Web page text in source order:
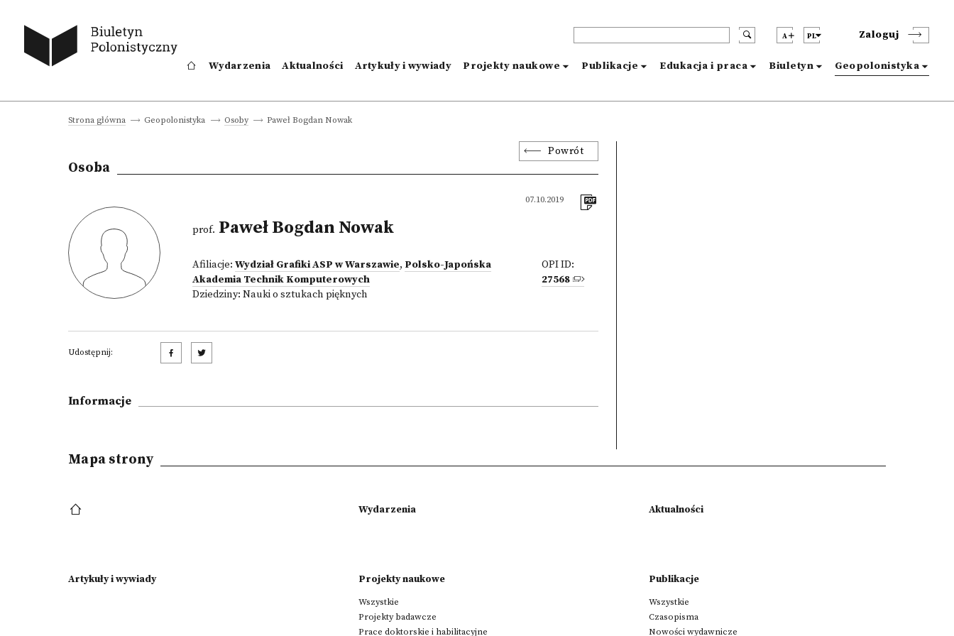
A PL Zaloguj
Wydarzenia Aktualności Artykuły i wywiady Projekty naukowe Publikacje Edukacja i praca Biuletyn Geopolonistyka
Strona główna Geopolonistyka Osoby Paweł Bogdan Nowak
Powrót
Osoba
07.10.2019
prof. Paweł Bogdan Nowak
Afiliacje: Wydział Grafiki ASP w Warszawie, Polsko-Japońska
Akademia Technik Komputerowych
Dziedziny: Nauki o sztukach pięknych
OPI ID:
27568
Udostępnij:
Informacje
Mapa strony
Wydarzenia Aktualności
Artykuły i wywiady Projekty naukowe
Wszystkie
Projekty badawcze
Prace doktorskie i habilitacyjne
Publikacje
Wszystkie
Czasopisma
Nowości wydawnicze